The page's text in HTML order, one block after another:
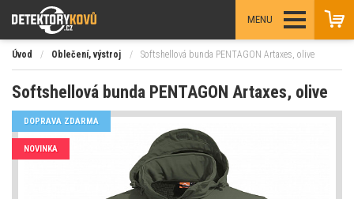
MENU
Úvod / Oblečení, výstroj / Softshellová bunda PENTAGON Artaxes, olive
Softshellová bunda PENTAGON Artaxes, olive
DOPRAVA ZDARMA
NOVINKA